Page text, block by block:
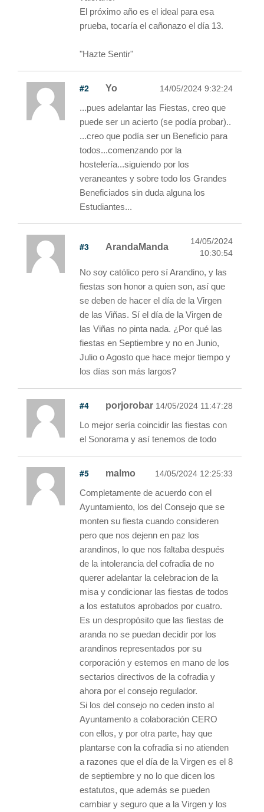
El próximo año es el ideal para esa
prueba, tocaría el cañonazo el día 13.
"Hazte Sentir"
#2 Yo 14/05/2024 9:32:24
...pues adelantar las Fiestas, creo que
puede ser un acierto (se podía probar)..
...creo que podía ser un Beneficio para
todos...comenzando por la
hostelería...siguiendo por los
veraneantes y sobre todo los Grandes
Beneficiados sin duda alguna los
Estudiantes...
#3 ArandaManda
14/05/2024
10:30:54
No soy católico pero sí Arandino, y las
fiestas son honor a quien son, así que
se deben de hacer el día de la Virgen
de las Viñas. Sí el día de la Virgen de
las Viñas no pinta nada. ¿Por qué las
fiestas en Septiembre y no en Junio,
Julio o Agosto que hace mejor tiempo y
los días son más largos?
#4 porjorobar 14/05/2024 11:47:28
Lo mejor sería coincidir las fiestas con
el Sonorama y así tenemos de todo
#5 malmo 14/05/2024 12:25:33
Completamente de acuerdo con el
Ayuntamiento, los del Consejo que se
monten su fiesta cuando consideren
pero que nos dejenn en paz los
arandinos, lo que nos faltaba después
de la intolerancia del cofradia de no
querer adelantar la celebracion de la
misa y condicionar las fiestas de todos
a los estatutos aprobados por cuatro.
Es un despropósito que las fiestas de
aranda no se puedan decidir por los
arandinos representados por su
corporación y estemos en mano de los
sectarios directivos de la cofradia y
ahora por el consejo regulador.
Si los del consejo no ceden insto al
Ayuntamento a colaboración CERO
con ellos, y por otra parte, hay que
plantarse con la cofradia si no atienden
a razones que el día de la Virgen es el 8
de septiembre y no lo que dicen los
estatutos, que además se pueden
cambiar y seguro que a la Virgen y los